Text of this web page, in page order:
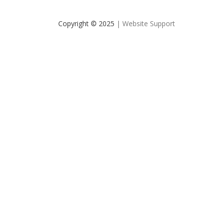
Copyright © 2025 | Website Support